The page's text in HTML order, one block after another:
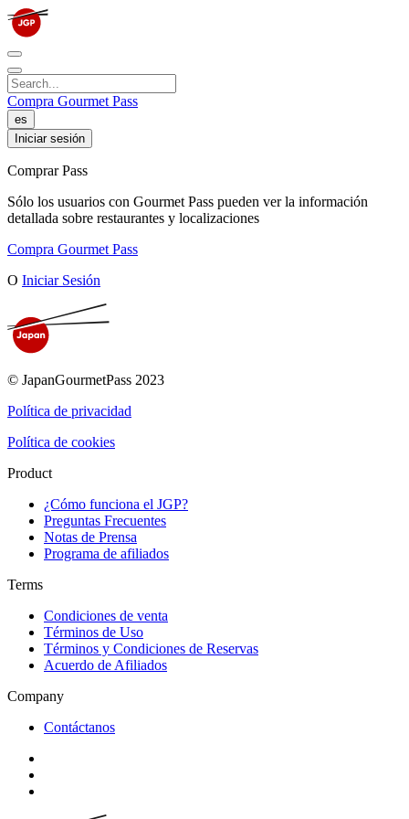
Compra Gourmet Pass
es
Iniciar sesión
Comprar Pass
Sólo los usuarios con Gourmet Pass pueden ver la información
detallada sobre restaurantes y localizaciones
Compra Gourmet Pass
O Iniciar Sesión
© JapanGourmetPass 2023
Política de privacidad
Política de cookies
Product
¿Cómo funciona el JGP?
Preguntas Frecuentes
Notas de Prensa
Programa de afiliados
Terms
Condiciones de venta
Términos de Uso
Términos y Condiciones de Reservas
Acuerdo de Afiliados
Company
Contáctanos